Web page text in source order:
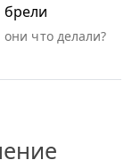
брели
они что делали?